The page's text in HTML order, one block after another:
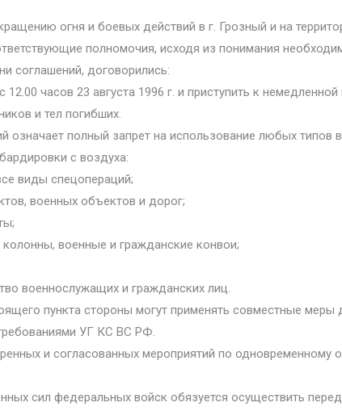
огня и боевых действий в г. Грозный и на
полномочия, исходя из понимания
соглашений, договорились:
часов 23 августа 1996 г. и приступить к
и тел погибших.
означает полный запрет на использование любых типов
с воздуха:
виды спецопераций;
военных объектов и дорог;
военные и гражданские конвои;
военнослужащих и гражданских лиц.
пункта стороны могут применять совместные меры
УГ КС ВС РФ.
и согласованных мероприятий по одновременному
сил федеральных войск обязуется осуществить